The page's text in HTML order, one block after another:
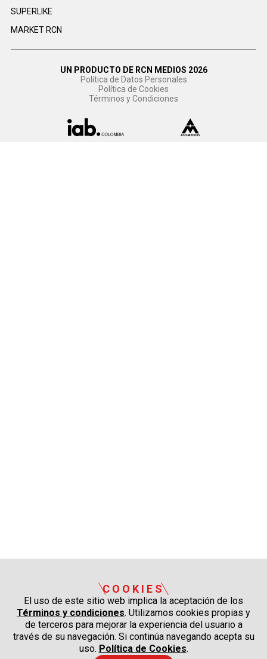
SUPERLIKE
MARKET RCN
UN PRODUCTO DE RCN MEDIOS 2026
Política de Datos Personales
Política de Cookies
Términos y Condiciones
COOKIES
El uso de este sitio web implica la aceptación de los
Términos y condiciones. Utilizamos cookies propias y
de terceros para mejorar la experiencia del usuario a
través de su navegación. Si continúa navegando acepta su
uso. Política de Cookies.